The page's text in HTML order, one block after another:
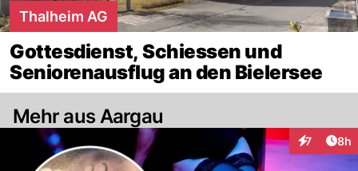
Thalheim AG
Gottesdienst, Schiessen und
Seniorenausflug an den Bielersee
Mehr aus Aargau
7 8h